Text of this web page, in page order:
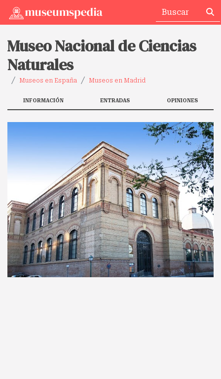
Museo Nacional de Ciencias
Naturales
Museos en España Museos en Madrid
INFORMACIÓN ENTRADAS OPINIONES